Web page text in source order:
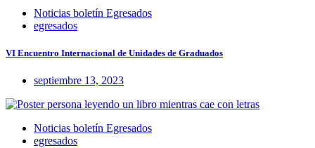
Noticias boletín Egresados
egresados
VI Encuentro Internacional de Unidades de Graduados
septiembre 13, 2023
Noticias boletín Egresados
egresados